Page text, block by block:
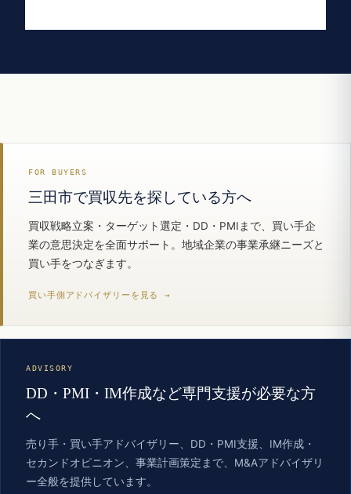
FOR BUYERS
三田市で買収先を探している方へ
買収戦略立案・ターゲット選定・DD・PMIまで、買い手企
業の意思決定を全面サポート。地域企業の事業承継ニーズと
買い手をつなぎます。
買い手側アドバイザリーを見る →
ADVISORY
DD・PMI・IM作成など専門支援が必要な方
へ
売り手・買い手アドバイザリー、DD・PMI支援、IM作成・
セカンドオピニオン、事業計画策定まで、M&Aアドバイザリ
ー全般を提供しています。